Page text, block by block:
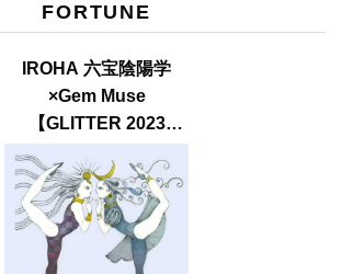
FORTUNE
IROHA 六宝陰陽学
×Gem Muse
【GLITTER 2023
SUMMER issue】